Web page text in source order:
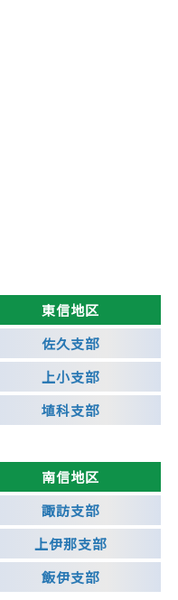
東信地区
佐久支部
上小支部
埴科支部
南信地区
諏訪支部
上伊那支部
飯伊支部